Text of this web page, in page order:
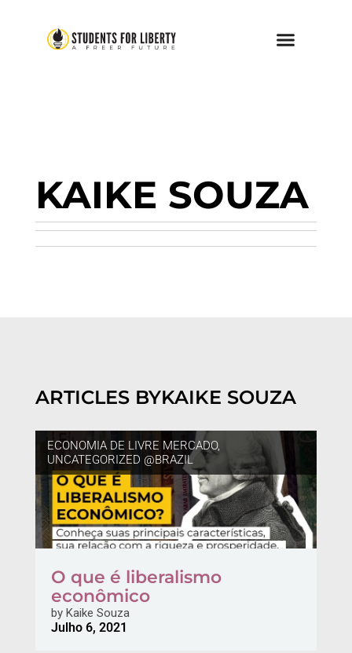
KAIKE SOUZA
ARTICLES BYKAIKE SOUZA
ECONOMIA DE LIVRE MERCADO,
UNCATEGORIZED @BRAZIL
O que é liberalismo
econômico
byKaike Souza
Julho 6, 2021